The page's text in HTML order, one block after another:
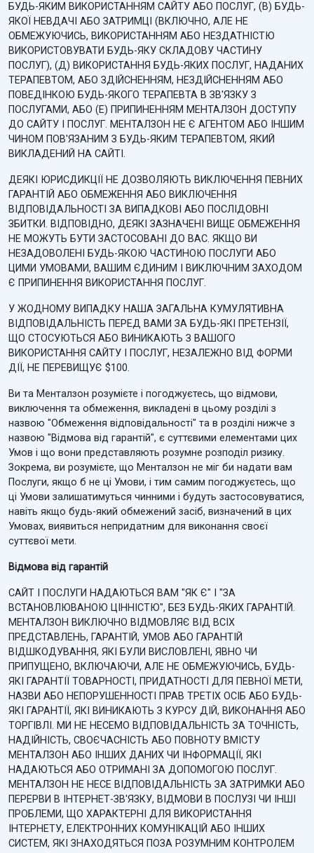
БУДЬ-ЯКИМ ВИКОРИСТАННЯМ САЙТУ АБО ПОСЛУГ, (В) БУДЬ-
ЯКОЇ НЕВДАЧІ АБО ЗАТРИМЦІ (ВКЛЮЧНО, АЛЕ НЕ
ОБМЕЖУЮЧИСЬ, ВИКОРИСТАННЯМ АБО НЕЗДАТНІСТЮ
ВИКОРИСТОВУВАТИ БУДЬ-ЯКУ СКЛАДОВУ ЧАСТИНУ
ПОСЛУГ), (Д) ВИКОРИСТАННЯ БУДЬ-ЯКИХ ПОСЛУГ, НАДАНИХ
ТЕРАПЕВТОМ, АБО ЗДІЙСНЕННЯМ, НЕЗДІЙСНЕННЯМ АБО
ПОВЕДІНКОЮ БУДЬ-ЯКОГО ТЕРАПЕВТА В ЗВ'ЯЗКУ З
ПОСЛУГАМИ, АБО (Е) ПРИПИНЕННЯМ МЕНТАЛЗОН ДОСТУПУ
ДО САЙТУ І ПОСЛУГ. МЕНТАЛЗОН НЕ Є АГЕНТОМ АБО ІНШИМ
ЧИНОМ ПОВ'ЯЗАНИМ З БУДЬ-ЯКИМ ТЕРАПЕВТОМ, ЯКИЙ
ВИКЛАДЕНИЙ НА САЙТІ.
ДЕЯКІ ЮРИСДИКЦІЇ НЕ ДОЗВОЛЯЮТЬ ВИКЛЮЧЕННЯ ПЕВНИХ
ГАРАНТІЙ АБО ОБМЕЖЕННЯ АБО ВИКЛЮЧЕННЯ
ВІДПОВІДАЛЬНОСТІ ЗА ВИПАДКОВІ АБО ПОСЛІДОВНІ
ЗБИТКИ. ВІДПОВІДНО, ДЕЯКІ ЗАЗНАЧЕНІ ВИЩЕ ОБМЕЖЕННЯ
НЕ МОЖУТЬ БУТИ ЗАСТОСОВАНІ ДО ВАС. ЯКЩО ВИ
НЕЗАДОВОЛЕНІ БУДЬ-ЯКОЮ ЧАСТИНОЮ ПОСЛУГИ АБО
ЦИМИ УМОВАМИ, ВАШИМ ЄДИНИМ І ВИКЛЮЧНИМ ЗАХОДОМ
Є ПРИПИНЕННЯ ВИКОРИСТАННЯ ПОСЛУГ.
У ЖОДНОМУ ВИПАДКУ НАША ЗАГАЛЬНА КУМУЛЯТИВНА
ВІДПОВІДАЛЬНІСТЬ ПЕРЕД ВАМИ ЗА БУДЬ-ЯКІ ПРЕТЕНЗІЇ,
ЩО СТОСУЮТЬСЯ АБО ВИНИКАЮТЬ З ВАШОГО
ВИКОРИСТАННЯ САЙТУ І ПОСЛУГ, НЕЗАЛЕЖНО ВІД ФОРМИ
ДІЇ, НЕ ПЕРЕВИЩУЄ $100.
Ви та Менталзон розумієте і погоджуєтесь, що відмови,
виключення та обмеження, викладені в цьому розділі з
назвою "Обмеження відповідальності" та в розділі нижче з
назвою "Відмова від гарантій", є суттєвими елементами цих
Умов і що вони представляють розумне розподіл ризику.
Зокрема, ви розумієте, що Менталзон не міг би надати вам
Послуги, якщо б не ці Умови, і тим самим погоджуєтесь, що
ці Умови залишатимуться чинними і будуть застосовуватися,
навіть якщо будь-який обмежений засіб, визначений в цих
Умовах, виявиться непридатним для виконання своєї
суттєвої мети.
Відмова від гарантій
САЙТ І ПОСЛУГИ НАДАЮТЬСЯ ВАМ "ЯК Є" І "ЗА
ВСТАНОВЛЮВАНОЮ ЦІННІСТЮ", БЕЗ БУДЬ-ЯКИХ ГАРАНТІЙ.
МЕНТАЛЗОН ВИКЛЮЧНО ВІДМОВЛЯЄ ВІД ВСІХ
ПРЕДСТАВЛЕНЬ, ГАРАНТІЙ, УМОВ АБО ГАРАНТІЙ
ВІДШКОДУВАННЯ, ЯКІ БУЛИ ВИСЛОВЛЕНІ, ЯВНО ЧИ
ПРИПУЩЕНО, ВКЛЮЧАЮЧИ, АЛЕ НЕ ОБМЕЖУЮЧИСЬ, БУДЬ-
ЯКІ ГАРАНТІЇ ТОВАРНОСТІ, ПРИДАТНОСТІ ДЛЯ ПЕВНОЇ МЕТИ,
НАЗВИ АБО НЕПОРУШЕННОСТІ ПРАВ ТРЕТІХ ОСІБ АБО БУДЬ-
ЯКІ ГАРАНТІЇ, ЯКІ ВИНИКАЮТЬ З КУРСУ ДІЙ, ВИКОНАННЯ АБО
ТОРГІВЛІ. МИ НЕ НЕСЕМО ВІДПОВІДАЛЬНІСТЬ ЗА ТОЧНІСТЬ,
НАДІЙНІСТЬ, СВОЄЧАСНІСТЬ АБО ПОВНОТУ ВМІСТУ
МЕНТАЛЗОН АБО ІНШИХ ДАНИХ ЧИ ІНФОРМАЦІЇ, ЯКІ
НАДАЮТЬСЯ АБО ОТРИМАНІ ЗА ДОПОМОГОЮ ПОСЛУГ.
МЕНТАЛЗОН НЕ НЕСЕ ВІДПОВІДАЛЬНІСТЬ ЗА ЗАТРИМКИ АБО
ПЕРЕРВИ В ІНТЕРНЕТ-ЗВ'ЯЗКУ, ВІДМОВИ В ПОСЛУЗІ ЧИ ІНШІ
ПРОБЛЕМИ, ЩО ХАРАКТЕРНІ ДЛЯ ВИКОРИСТАННЯ
ІНТЕРНЕТУ, ЕЛЕКТРОННИХ КОМУНІКАЦІЙ АБО ІНШИХ
СИСТЕМ, ЯКІ ЗНАХОДЯТЬСЯ ПОЗА РОЗУМНИМ КОНТРОЛЕМ